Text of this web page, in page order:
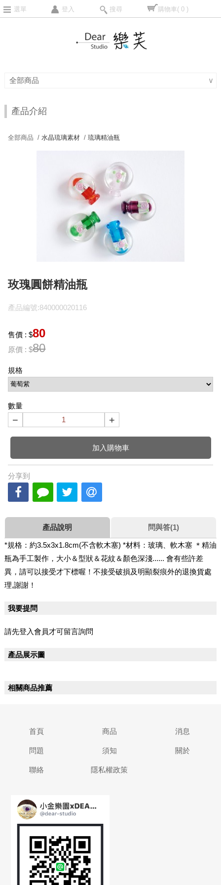
選單 登入 搜尋 購物車( 0 )
全部商品 ∨
產品介紹
全部商品 / 水晶琉璃素材 /琉璃精油瓶
玫瑰圓餅精油瓶
產品編號:840000020116
售價 : $80
原價 : $80
規格
數量
− +
加入購物車
分享到
產品說明 問與答(1)
*規格：約3.5x3x1.8cm(不含軟木塞) *材料：玻璃、軟木塞 ＊精油
瓶為手工製作，大小＆型狀＆花紋＆顏色深淺...... 會有些許差
異，請可以接受才下標喔！不接受破損及明顯裂痕外的退換貨處
理,謝謝！
我要提問
請先登入會員才可留言詢問
產品展示圖
相關商品推薦
首頁 商品 消息
問題 須知 關於
聯絡 隱私權政策